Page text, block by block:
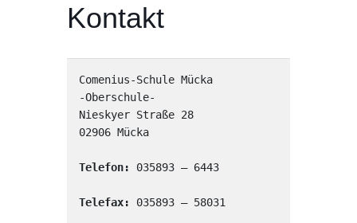
Kontakt
Comenius-Schule Mücka
-Oberschule-
Nieskyer Straße 28
02906 Mücka
Telefon: 035893 – 6443
Telefax: 035893 – 58031